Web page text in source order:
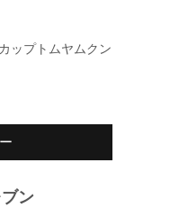
ップトムヤムクン
ン